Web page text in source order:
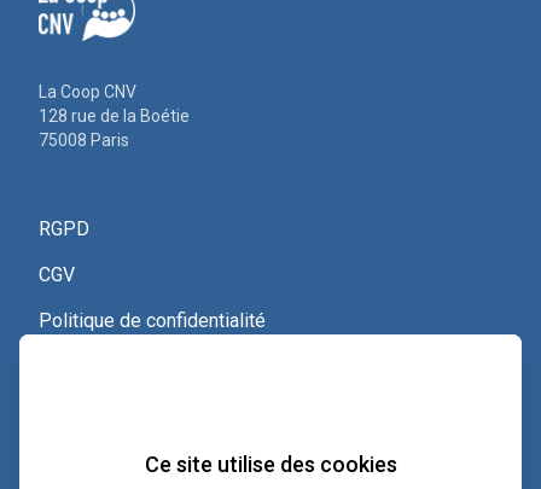
La Coop CNV
128 rue de la Boétie
75008 Paris
RGPD
CGV
Politique de confidentialité
Voir le certificat QualiopiCe site utilise des cookies